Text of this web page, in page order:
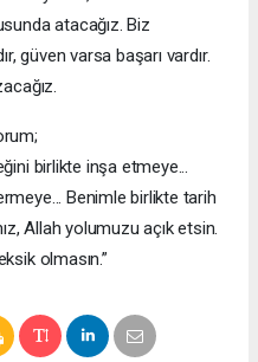
atacağız. Biz
güven varsa başarı vardır.
birlikte inşa etmeye...
Benimle birlikte tarih
Allah yolumuzu açık etsin.
olmasın.”